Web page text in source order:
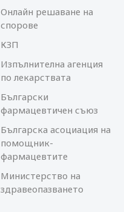
Онлайн решаване на
спорове
КЗП
Изпълнителна агенция
по лекарствата
Български
фармацевтичен съюз
Българска асоциация на
помощник-
фармацевтите
Министерство на
здравеопазването